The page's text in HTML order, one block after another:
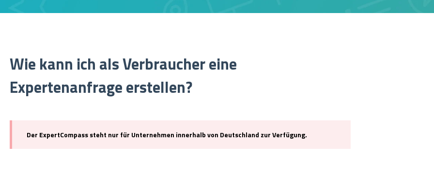
Wie kann ich als Verbraucher eine
Expertenanfrage erstellen?
Der ExpertCompass steht nur für Unternehmen innerhalb von Deutschland zur Verfügung.